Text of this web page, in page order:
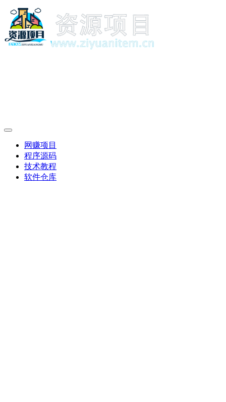
网赚项目
程序源码
技术教程
软件仓库